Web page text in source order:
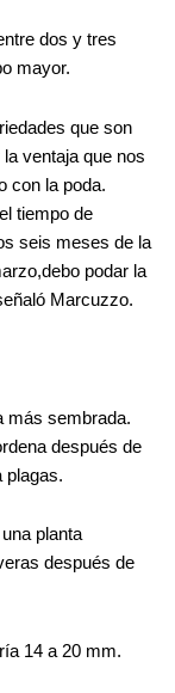
dos y tres
mayor.
que son
ventaja que nos
con la poda.
tiempo de
seis meses de la
podar la
Marcuzzo.
más sembrada.
después de
plagas.
planta
después de
14 a 20 mm.